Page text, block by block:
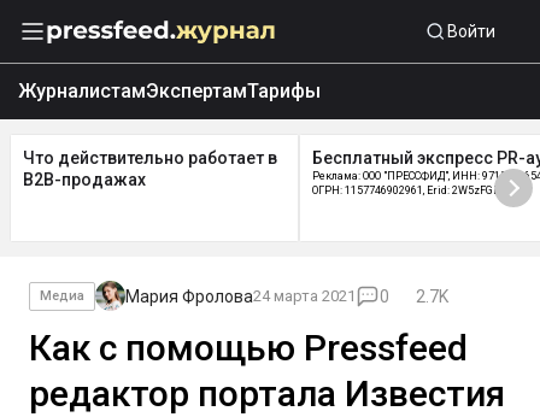
Войти
ЖурналистамЭкспертамТарифы
Что действительно работает в
B2B-продажах
Бесплатный экспресс PR-
Реклама: ООО "ПРЕССФИД", ИНН:
ОГРН: 1157746902961, Erid: 2W5zFGDycPz
Медиа Мария Фролова24 марта 2021 0 2.7K
Как с помощью Pressfeed
редактор портала Известия